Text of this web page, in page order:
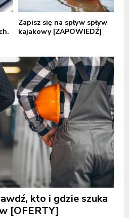
Zapisz się na spływ spływ
kajakowy [ZAPOWIEDŹ]
kto i gdzie szuka
[OFERTY]